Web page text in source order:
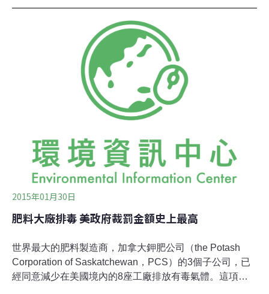
2015年01月30日
肥料大廠排毒 美政府裁罰金額史上最高
世界最大的肥料製造商，加拿大鉀肥公司（the Potash
Corporation of Saskatchewan，PCS）的3個子公司，已
經同意減少在美國境內的8座工廠排放有毒氣體。這項由